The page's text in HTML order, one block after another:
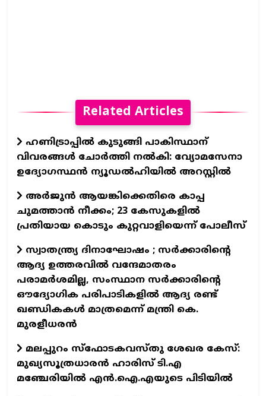
Related Articles
ഹണിട്രാപ്പിൽ കുടുങ്ങി പാകിസ്ഥാന്
വിവരങ്ങൾ ചോർത്തി നൽകി: വ്യോമസേനാ
ഉദ്യോഗസ്ഥൻ ന്യൂഡൽഹിയിൽ അറസ്റ്റിൽ
അർജുൻ ആയങ്കിക്കെതിരെ കാപ്പ
ചുമത്താൻ നീക്കം; 23 കേസുകളിൽ
പ്രതിയായ കൊടും കുറ്റവാളിയെന്ന് പോലീസ്
സ്വാതന്ത്ര്യ ദിനാഘോഷം ; സർക്കാരിന്റെ
ആദ്യ ഉത്തരവിൽ വന്ദേമാതരം
പരാമർശമില്ല, സംസ്ഥാന സർക്കാരിന്റെ
ഔദ്യോഗിക പരിപാടികളിൽ ആദ്യ രണ്ട്
ഖണ്ഡികകൾ മാത്രമെന്ന് മന്ത്രി കെ.
മുരളീധരൻ
മലപ്പുറം സ്‌ഫോടകവസ്തു ശേഖര കേസ്:
മുഖ്യസൂത്രധാരൻ ഹാരിസ് ടി.എ
മഞ്ചേരിയിൽ എൻ.ഐ.എയുടെ പിടിയിൽ